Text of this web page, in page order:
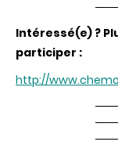
Intéressé(e) ?
participer :
http://